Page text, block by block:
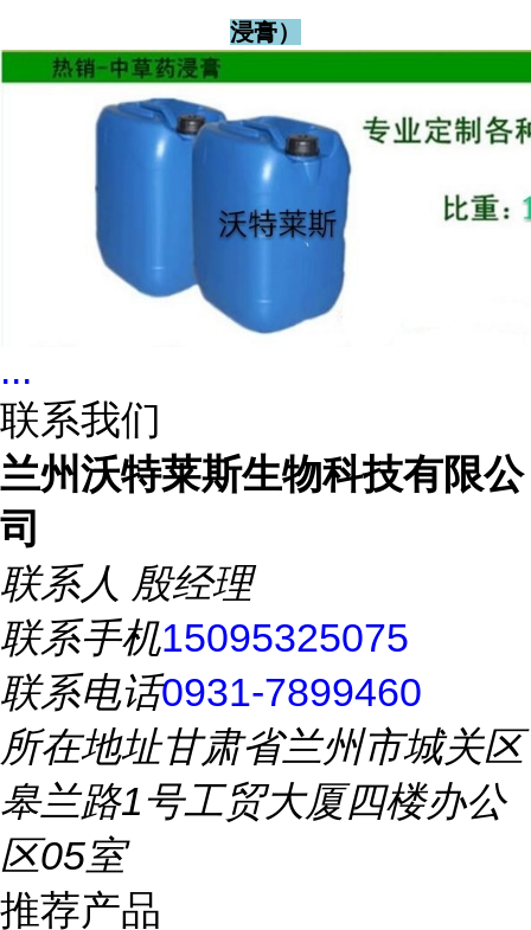
浸膏）
...
联系我们
兰州沃特莱斯生物科技有限公
司
联系人 殷经理
联系手机15095325075
联系电话0931-7899460
所在地址甘肃省兰州市城关区
皋兰路1号工贸大厦四楼办公
区05室
推荐产品